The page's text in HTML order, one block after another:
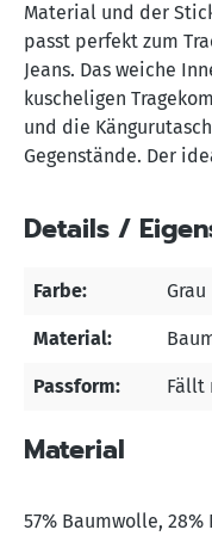
Material und der
passt perfekt zum
Jeans. Das weiche
kuscheligen
und die
Gegenstände. Der
Details /
Farbe: Grau
Material:
Passform: Fällt
Material
57% Baumwolle, 28%